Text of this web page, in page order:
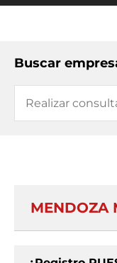
Buscar
MENDOZA